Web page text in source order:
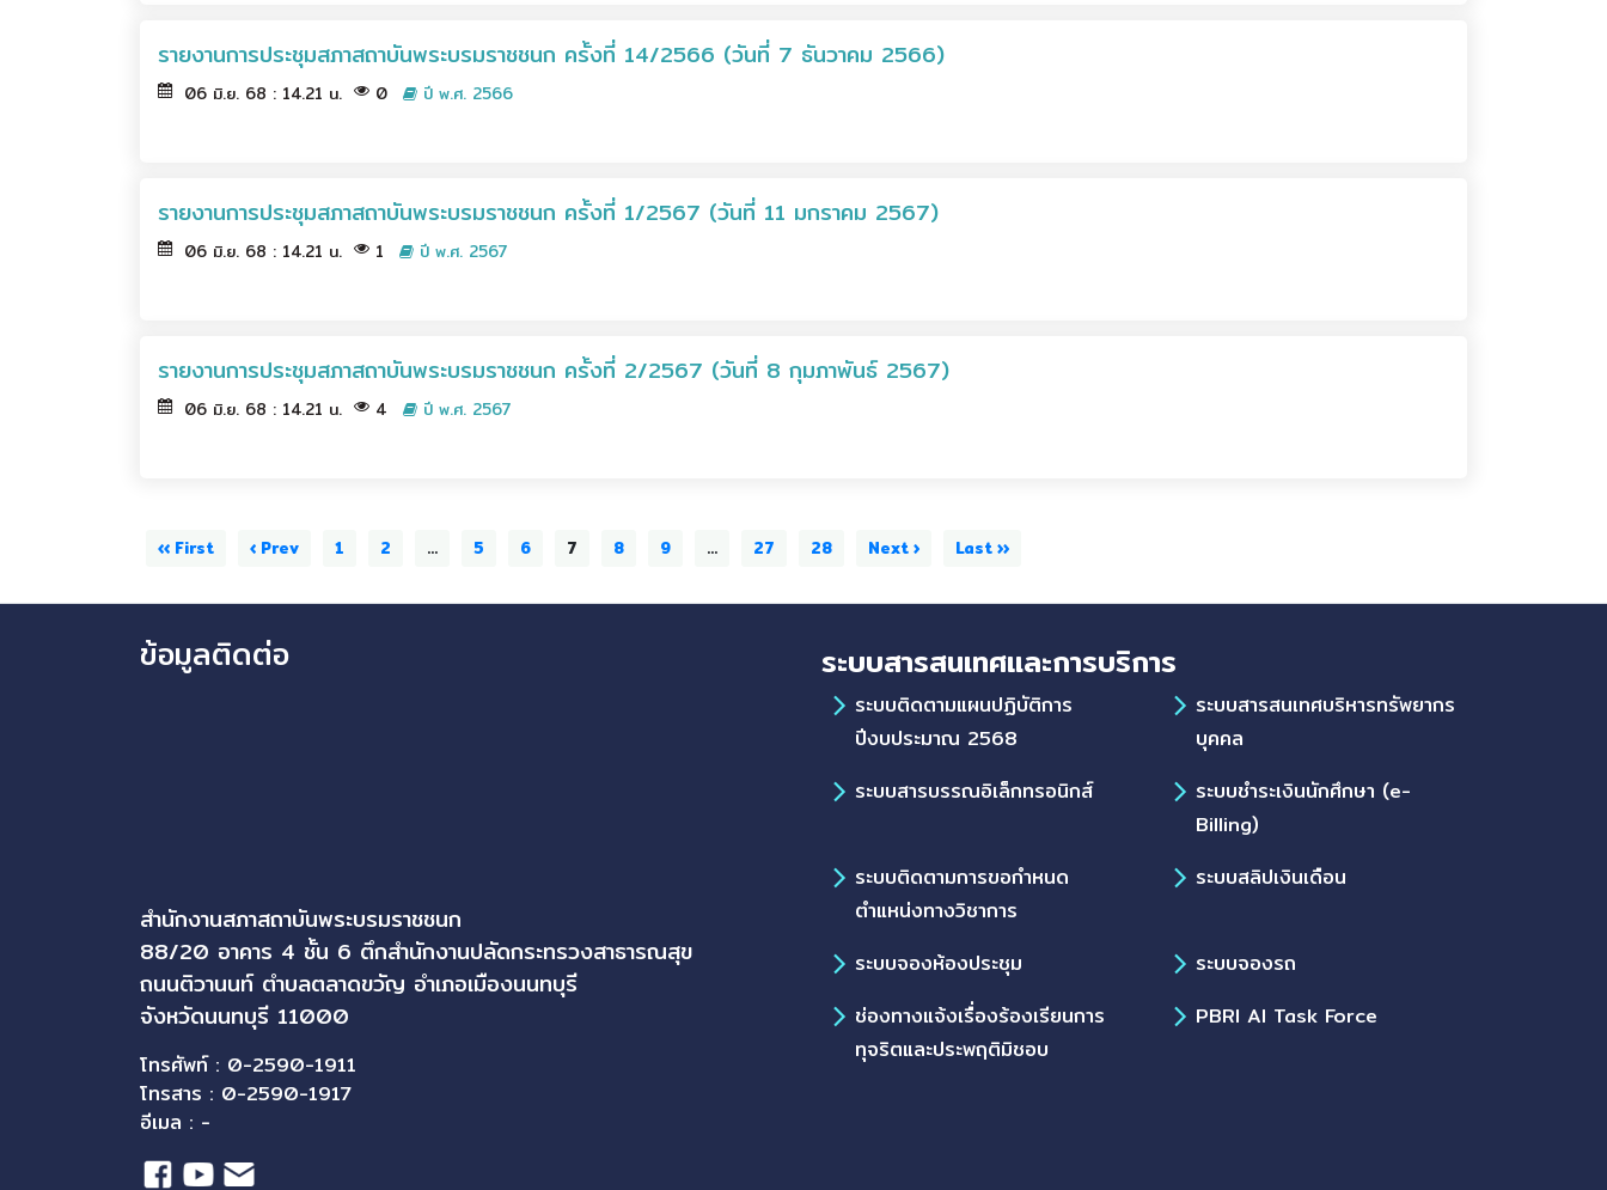
รายงานการประชุมสภาสถาบันพระบรมราชชนก ครั้งที่ 14/2566 (วันที่ 7 ธันวาคม 2566)
06 มิ.ย. 68 : 14.21 น. 0 ปี พ.ศ. 2566
รายงานการประชุมสภาสถาบันพระบรมราชชนก ครั้งที่ 1/2567 (วันที่ 11 มกราคม 2567)
06 มิ.ย. 68 : 14.21 น. 1 ปี พ.ศ. 2567
รายงานการประชุมสภาสถาบันพระบรมราชชนก ครั้งที่ 2/2567 (วันที่ 8 กุมภาพันธ์ 2567)
06 มิ.ย. 68 : 14.21 น. 4 ปี พ.ศ. 2567
‹‹ First ‹ Prev 1 2 ... 5 6 7 8 9 ... 27 28 Next › Last ››
ข้อมูลติดต่อ
สำนักงานสภาสถาบันพระบรมราชชนก
88/20 อาคาร 4 ชั้น 6 ตึกสำนักงานปลัดกระทรวงสาธารณสุข
ถนนติวานนท์ ตำบลตลาดขวัญ อำเภอเมืองนนทบุรี
จังหวัดนนทบุรี 11000
โทรศัพท์ : 0-2590-1911
โทรสาร : 0-2590-1917
อีเมล : -
ระบบสารสนเทศและการบริการ
ระบบติดตามแผนปฏิบัติการ
ปีงบประมาณ 2568
ระบบสารสนเทศบริหารทรัพยากร
บุคคล
ระบบสารบรรณอิเล็กทรอนิกส์
ระบบชำระเงินนักศึกษา (e-
Billing)
ระบบติดตามการขอกำหนด
ตำแหน่งทางวิชาการ
ระบบสลิปเงินเดือน
ระบบจองห้องประชุม
ระบบจองรถ
ช่องทางแจ้งเรื่องร้องเรียนการ
ทุจริตและประพฤติมิชอบ
PBRI AI Task Force